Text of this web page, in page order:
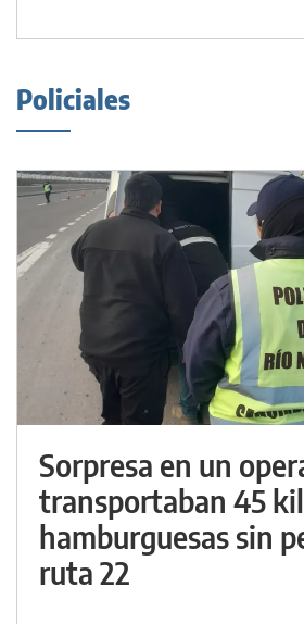
Policiales
Sorpresa en un
transportaban 45
hamburguesas sin
ruta 22